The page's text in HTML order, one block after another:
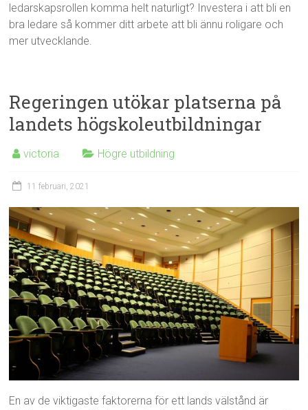
ledarskapsrollen komma helt naturligt? Investera i att bli en
bra ledare så kommer ditt arbete att bli ännu roligare och
mer utvecklande.
Regeringen utökar platserna på
landets högskoleutbildningar
victoria Högre utbildning
11 februari, 2021
En av de viktigaste faktorerna för ett lands välstånd är